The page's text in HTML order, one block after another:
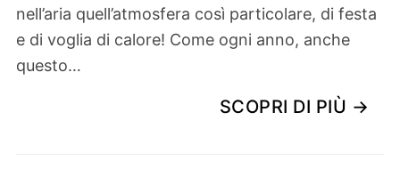
nell’aria quell’atmosfera così particolare, di festa
e di voglia di calore! Come ogni anno, anche
questo…
SCOPRI DI PIÙ →